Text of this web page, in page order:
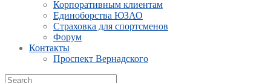
Корпоративным клиентам
Единоборства ЮЗАО
Страховка для спортсменов
Форум
Контакты
Проспект Вернадского